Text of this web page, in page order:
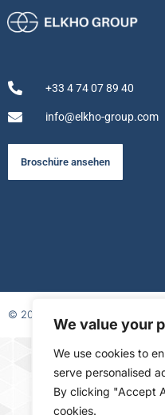
We value your
We use cookies to
serve personalised
By clicking "Accept
cookies.
+33 4 74 07 89 40
info@elkho-group.com
Broschüre ansehen
© 2026